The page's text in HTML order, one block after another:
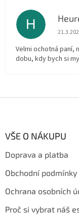
H
Velmi ochotná paní,
dobu, kdy bych si
VŠE O NÁKUPU
Doprava a platba
Obchodní podmínky
Ochrana osobních
Proč si vybrat náš